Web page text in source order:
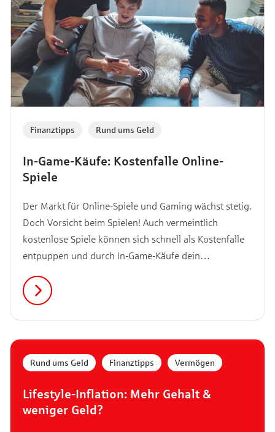
In-Game-Käufe: Kostenfalle Online-
Spiele
Finanztipps Rund ums Geld
Der Markt für Online-Spiele und Gaming wächst stetig.
Doch Vorsicht beim Spielen! Auch vermeintlich
kostenlose Spiele können sich schnell als Kostenfalle
entpuppen und durch In-Game-Käufe dein
achten musst und welche Tipps es gegen ungewollt
hohe Ausgaben durch In-Game-Käufe gibt.
Lifestyle-Inflation: Mehr Gehalt &
weniger Geld?
Rund ums Geld Finanztipps Vermögen